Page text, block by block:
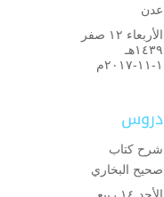
عدن
الأربعاء ۱۲ صفر
۱٤۳۹هـ
۱-۱۱-۲۰۱۷م
دروس
شرح كتاب
صحيح البخاري